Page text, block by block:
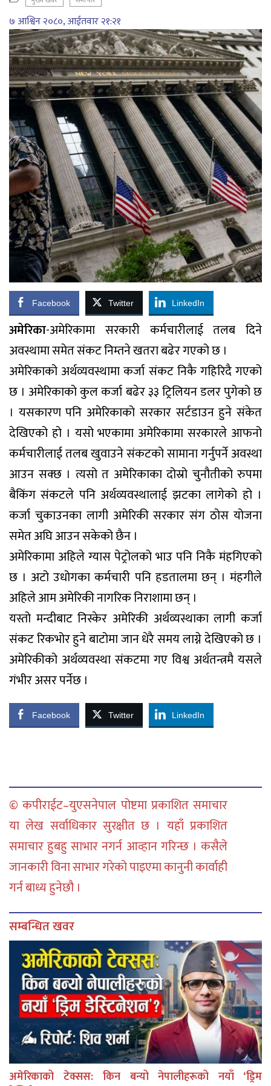
७ आश्विन २०८०, आईतवार २१:२१
Facebook Twitter LinkedIn
अमेरिका-अमेरिकामा सरकारी कर्मचारीलाई तलब दिने
अवस्थामा समेत संकट निम्तने खतरा बढेर गएको छ ।
अमेरिकाको अर्थव्यवस्थामा कर्जा संकट निकै गहिरिदै गएको
छ । अमेरिकाको कुल कर्जा बढेर ३३ ट्रिलियन डलर पुगेको छ
। यसकारण पनि अमेरिकाको सरकार सर्टडाउन हुने संकेत
देखिएको हो । यसो भएकामा अमेरिकामा सरकारले आफनो
कर्मचारीलाई तलब खुवाउने संकटको सामाना गर्नुपर्ने अवस्था
आउन सक्छ । त्यसो त अमेरिकाका दोस्रो चुनौतीको रुपमा
बैकिंग संकटले पनि अर्थव्यवस्थालाई झटका लागेको हो ।
कर्जा चुकाउनका लागी अमेरिकी सरकार संग ठोस योजना
समेत अघि आउन सकेको छैन ।
अमेरिकामा अहिले ग्यास पेट्रोलको भाउ पनि निकै मंहगिएको
छ । अटो उधोगका कर्मचारी पनि हडतालमा छन् । मंहगीले
अहिले आम अमेरिकी नागरिक निराशामा छन् ।
यस्तो मन्दीबाट निस्केर अमेरिकी अर्थव्यस्थाका लागी कर्जा
संकट रिकभोर हुने बाटोमा जान धेरै समय लाग्ने देखिएको छ ।
अमेरिकीको अर्थव्यवस्था संकटमा गए विश्व अर्थतन्त्रमै यसले
गंभीर असर पर्नेछ ।
Facebook Twitter LinkedIn
© कपीराईट–युएसनेपाल पोष्टमा प्रकाशित समाचार
या लेख सर्वाधिकार सुरक्षीत छ । यहाँ प्रकाशित
समाचार हुबहु साभार नगर्न आव्हान गरिन्छ । कसैले
जानकारी विना साभार गरेको पाइएमा कानुनी कार्वाही
गर्न बाध्य हुनेछौ ।
सम्बन्धित खवर
अमेरिकाको टेक्सस: किन बन्यो नेपालीहरूको नयाँ ‘ड्रिम